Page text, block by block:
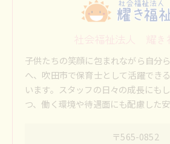
社会福祉法人 耀き
子供たちの笑顔に包まれながら自分
へ、吹田市で保育士として活躍でき
います。スタッフの日々の成長にも
つ、働く環境や待遇面にも配慮した安
〒565-0852